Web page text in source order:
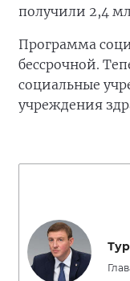
получили 2,4
Программа
бессрочной.
социальные
учреждения